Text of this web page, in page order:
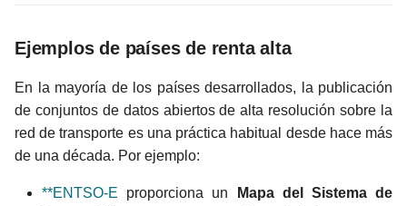
Ejemplos de países de renta alta
En la mayoría de los países desarrollados, la publicación
de conjuntos de datos abiertos de alta resolución sobre la
red de transporte es una práctica habitual desde hace más
de una década. Por ejemplo:
**ENTSO-E proporciona un
Mapa del Sistema de